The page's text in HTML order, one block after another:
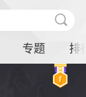
专题 排